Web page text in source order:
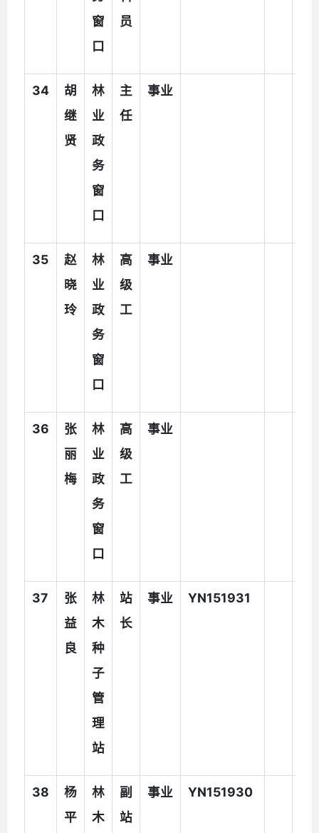
窗
口
员
34
胡
继
贤
林
业
政
务
窗
口
主
任
事业
35
赵
晓
玲
林
业
政
务
窗
口
高
级
工
事业
36
张
丽
梅
林
业
政
务
窗
口
高
级
工
事业
37
张
益
良
林
木
种
子
管
理
站
站
长
事业 YN151931
38
杨
平
林
木
副
站
事业 YN151930